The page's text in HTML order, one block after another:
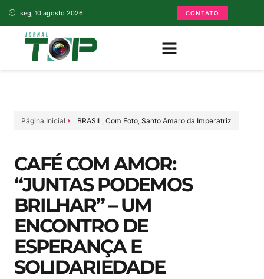
seg, 10 agosto 2026 CONTATO
Página Inicial BRASIL, Com Foto, Santo Amaro da Imperatriz
CAFÉ COM AMOR:
“JUNTAS PODEMOS
BRILHAR” – UM
ENCONTRO DE
ESPERANÇA E
SOLIDARIEDADE